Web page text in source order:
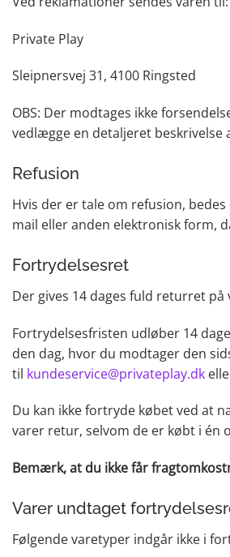
Private Play
Sleipnersvej 31, 4100 Ringsted
OBS: Der modtages ikke
vedlægge en detaljeret beskrivelse
Refusion
Hvis der er tale om refusion,
mail eller anden elektronisk form,
Fortrydelsesret
Der gives 14 dages fuld returret
Fortrydelsesfristen udløber 14
den dag, hvor du modtager den
til kundeservice@privateplay.dk
Du kan ikke fortryde købet ved at
varer retur, selvom de er købt i én
Bemærk, at du ikke får
Varer undtaget
Følgende varetyper indgår ikke i